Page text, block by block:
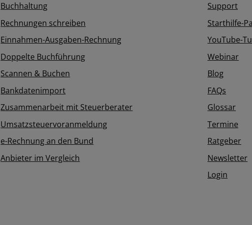
Buchhaltung
Rechnungen schreiben
Einnahmen-Ausgaben-Rechnung
Doppelte Buchführung
Scannen & Buchen
Bankdatenimport
Zusammenarbeit mit Steuerberater
Umsatzsteuervoranmeldung
e-Rechnung an den Bund
Anbieter im Vergleich
Support
Starthilfe-
YouTube-
Webinar
Blog
FAQs
Glossar
Termine
Ratgeber
Newsletter
Login